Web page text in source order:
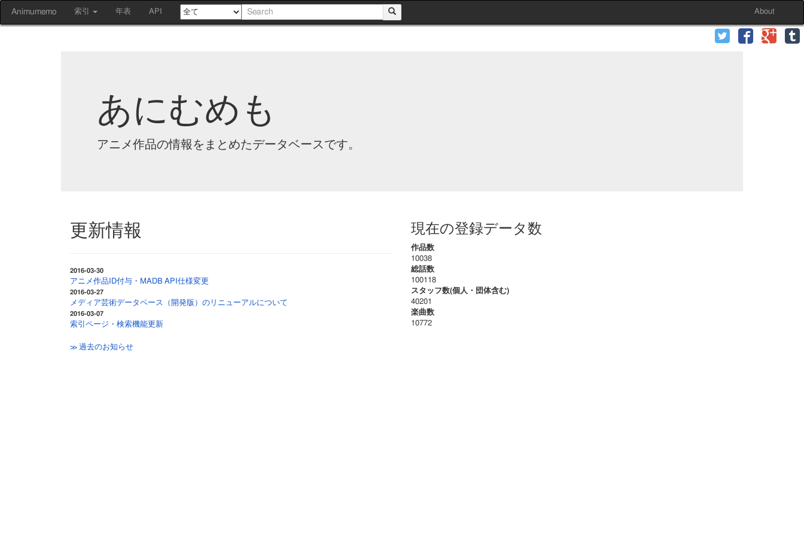
Animumemo 索引 年表 API About
あにむめも
アニメ作品の情報をまとめたデータベースです。
更新情報
2016-03-30
アニメ作品ID付与・MADB API仕様変更
2016-03-27
メディア芸術データベース（開発版）のリニューアルについて
2016-03-07
索引ページ・検索機能更新
≫ 過去のお知らせ
現在の登録データ数
作品数
10038
総話数
100118
スタッフ数(個人・団体含む)
40201
楽曲数
10772